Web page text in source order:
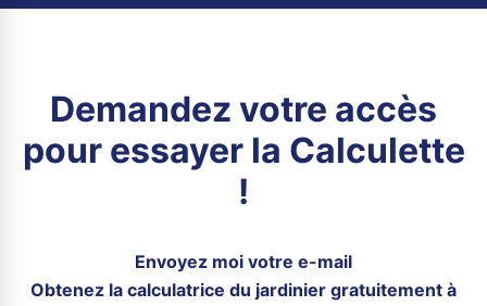
Demandez votre accès
pour essayer la Calculette
!
Envoyez moi votre e-mail
Obtenez la calculatrice du jardinier gratuitement à